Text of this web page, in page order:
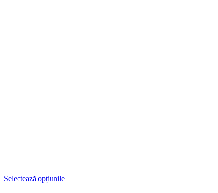
Selectează opțiunile